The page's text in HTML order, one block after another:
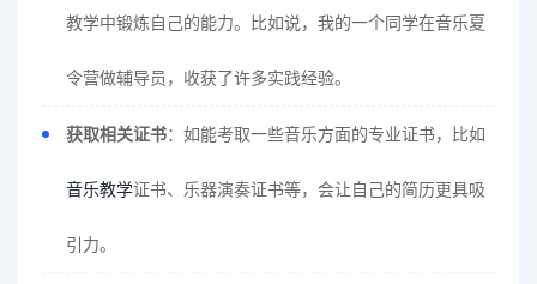
教学中锻炼自己的能力。比如说，我的一个同学在音乐夏
令营做辅导员，收获了许多实践经验。
获取相关证书：如能考取一些音乐方面的专业证书，比如
音乐教学证书、乐器演奏证书等，会让自己的简历更具吸
引力。